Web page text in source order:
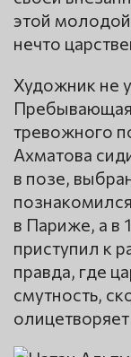
этой
нечто
Художник не
Пребывающая
тревожного
Ахматова
в позе,
в Париже, а в
приступил к
правда, где
смутность,